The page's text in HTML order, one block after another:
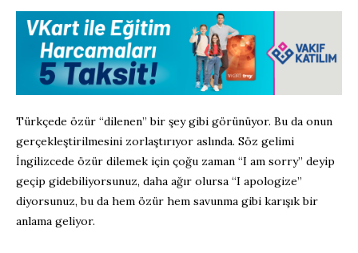
Türkçede özür “dilenen” bir şey gibi görünüyor. Bu da onun
gerçekleştirilmesini zorlaştırıyor aslında. Söz gelimi
İngilizcede özür dilemek için çoğu zaman “I am sorry” deyip
geçip gidebiliyorsunuz, daha ağır olursa “I apologize”
diyorsunuz, bu da hem özür hem savunma gibi karışık bir
anlama geliyor.